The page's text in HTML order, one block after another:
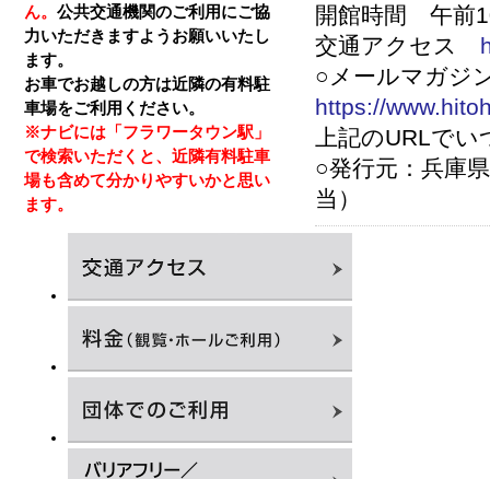
ん。 公共交通機関のご利用にご協
力いただきますようお願いいたし
ます。
お車でお越しの方は近隣の有料駐
車場をご利用ください。
※ナビには「フラワータウン駅」
で検索いただくと、近隣有料駐車
場も含めて分かりやすいかと思い
ます。
開館時間 午前
交通アクセス
○メールマガジ
https://
上記のURLでい
○発行元：兵庫
当）